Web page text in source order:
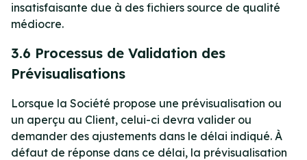
insatisfaisante due à des fichiers source de qualité
médiocre.
3.6 Processus de Validation des
Prévisualisations
Lorsque la Société propose une prévisualisation ou
un aperçu au Client, celui-ci devra valider ou
demander des ajustements dans le délai indiqué. À
défaut de réponse dans ce délai, la prévisualisation